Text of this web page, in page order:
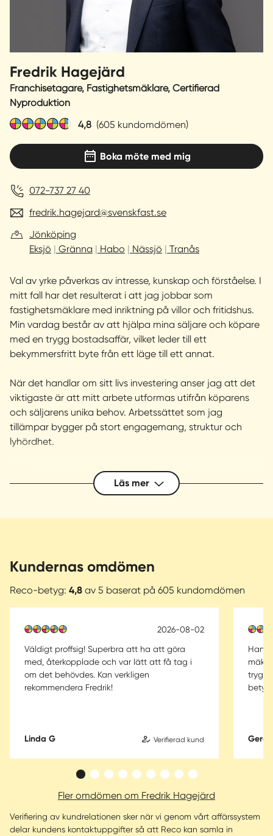
Spanien
Fredrik Hagejärd
Franchisetagare, Fastighetsmäklare, Certifierad
Nyproduktion
4,8 (605 kundomdömen)
Boka möte med mig
072-737 27 40
fredrik.hagejard@svenskfast.se
Jönköping
Eksjö
Gränna Habo Nässjö Tranås
Val av yrke påverkas av intresse, kunskap och förståelse. I
mitt fall har det resulterat i att jag jobbar som
fastighetsmäklare med inriktning på villor och fritidshus.
Min vardag består av att hjälpa mina säljare och köpare
med en trygg bostadsaffär, vilket leder till ett
bekymmersfritt byte från ett läge till ett annat.
När det handlar om sitt livs investering anser jag att det
viktigaste är att mitt arbete utformas utifrån köparens
och säljarens unika behov. Arbetssättet som jag
tillämpar bygger på stort engagemang, struktur och
lyhördhet.
Mäklartjänsten består av att förmedla, men även i ett
tidigt stadium finnas till för att rådgiva/värdera din
vare vårt stora kundregister.
Varmt välkomna att ringa mig! / Fredrik Hagejärd
Läs mer
Kundernas omdömen
Reco-betyg: 4,8 av 5 baserat på 605 kundomdömen
2026-08-02
Väldigt proffsig! Superbra att ha att göra
med, återkopplade och var lätt att få tag i
om det behövdes. Kan verkligen
rekommendera Fredrik!
Linda G Verifierad kund
Han
Gerd
Fler omdömen om Fredrik Hagejärd
Verifiering av kundrelationen sker när vi genom vårt affärssystem
delar kundens kontaktuppgifter så att Reco kan samla in